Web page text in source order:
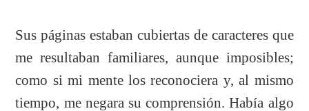
Sus páginas estaban cubiertas de caracteres que
me resultaban familiares, aunque imposibles;
como si mi mente los reconociera y, al mismo
tiempo, me negara su comprensión. Había algo